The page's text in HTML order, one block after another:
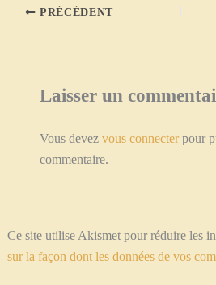
PRÉCÉDENT
Laisser un
Vous devez vous connecterpour
commentaire.
Ce site utilise Akismet pour réduire les
sur la façon dont les données de vos